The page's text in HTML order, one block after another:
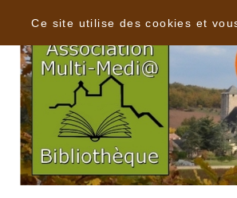
Ce site utilise des cookies et